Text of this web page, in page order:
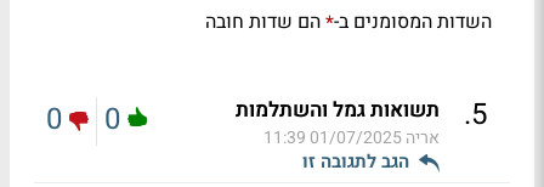
השדות המסומנים ב-*הם שדות חובה
5
. תשואות גמל והשתלמות
אריה01/07/2025 11:39
הגב לתגובה זו
0
0